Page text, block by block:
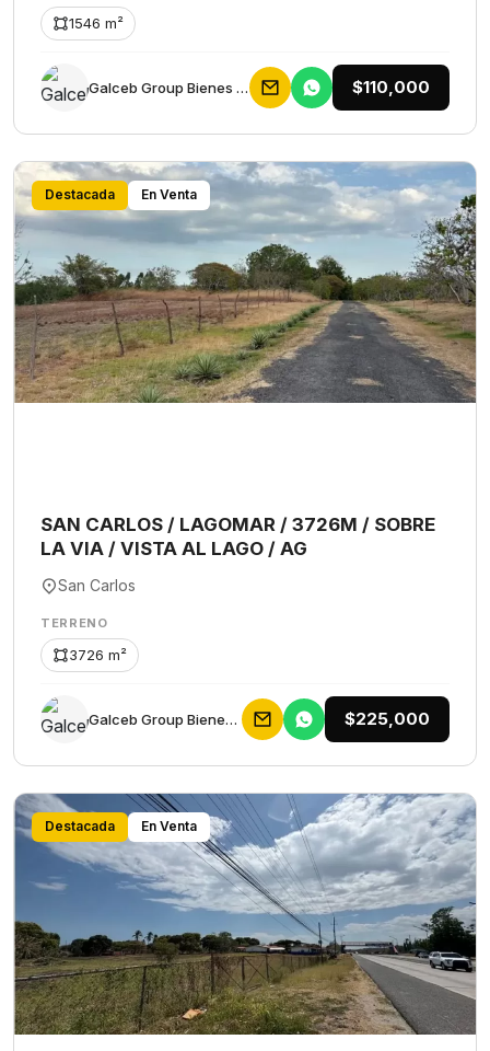
1546 m²
Galceb Group Bienes Raices $110,000
Destacada En Venta
SAN CARLOS / LAGOMAR / 3726M / SOBRE
LA VIA / VISTA AL LAGO / AG
San Carlos
TERRENO
3726 m²
Galceb Group Bienes Raices $225,000
Destacada En Venta